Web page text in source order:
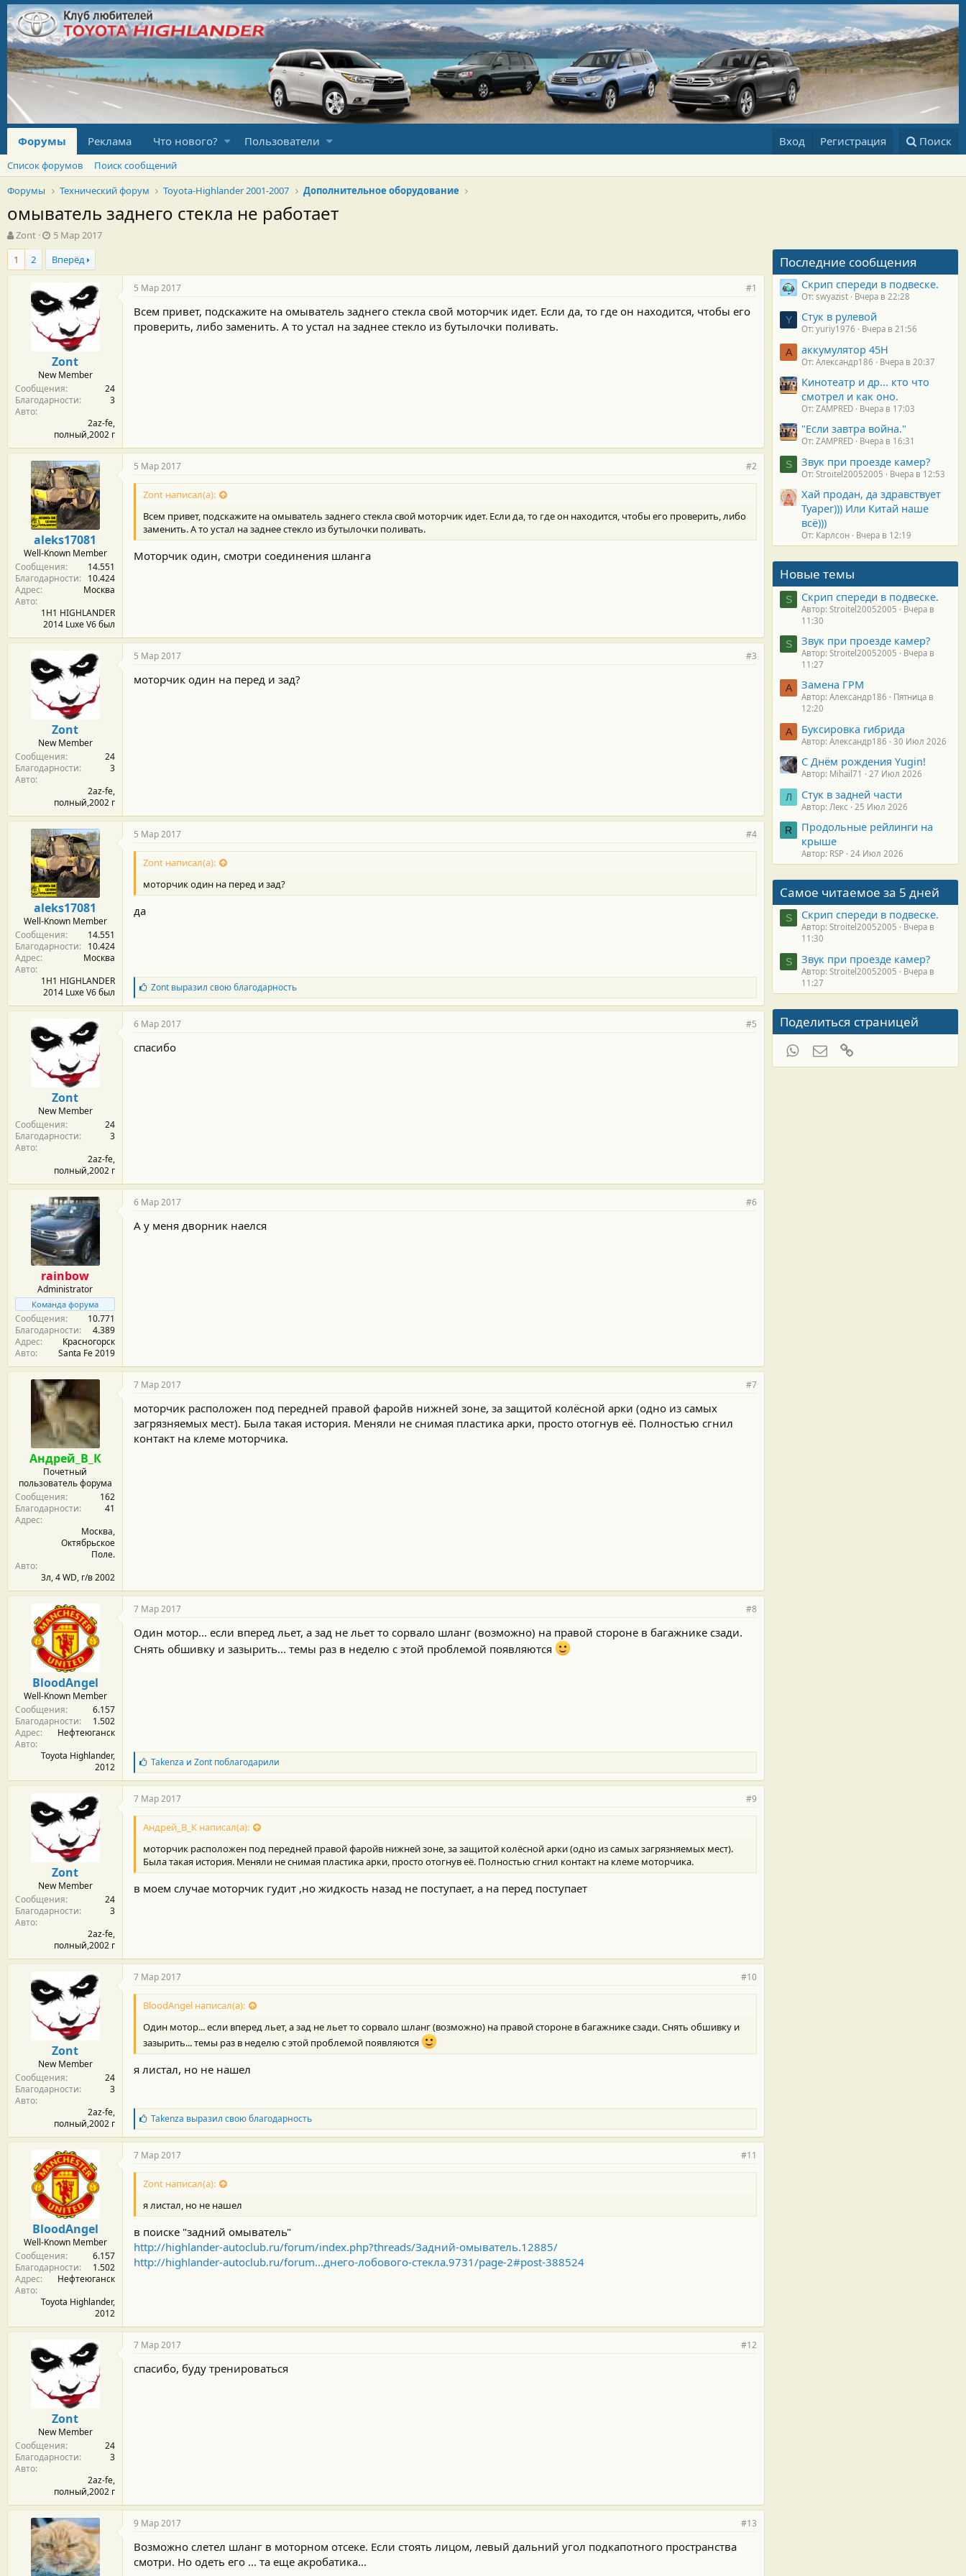
Форумы Реклама Что нового? Пользователи Вход Регистрация Поиск
Список форумов
Поиск сообщений
Форумы
Технический форум Toyota-Highlander 2001-2007 Дополнительное оборудование
омыватель заднего стекла не работает
А
в
т
о
Zont
Д
а
т
а
а
ч
л
5 Мар 2017
1
2 Вперёд
Zont
New Member
Сообщения
24
Благодарности
3
Авто
2az-fe,
полный,2002 г
5 Мар 2017 #1
Всем привет, подскажите на омыватель заднего стекла свой моторчик идет. Если да, то где он находится, чтобы его
проверить, либо заменить. А то устал на заднее стекло из бутылочки поливать.
aleks17081
Well-Known Member
Сообщения
14.551
Благодарности
10.424
Адрес
Москва
Авто
1H1 HIGHLANDER
2014 Luxe V6 был
5 Мар 2017 #2
Zont написал(а):
Всем привет, подскажите на омыватель заднего стекла свой моторчик идет. Если да, то где он находится, чтобы его проверить, либо
заменить. А то устал на заднее стекло из бутылочки поливать.
Моторчик один, смотри соединения шланга
Zont
New Member
Сообщения
24
Благодарности
3
Авто
2az-fe,
полный,2002 г
5 Мар 2017 #3
моторчик один на перед и зад?
aleks17081
Well-Known Member
Сообщения
14.551
Благодарности
10.424
Адрес
Москва
Авто
1H1 HIGHLANDER
2014 Luxe V6 был
5 Мар 2017 #4
Zont написал(а):
моторчик один на перед и зад?
да
Б
л
а
г
о
д
а
Zontвыразил свою благодарность
Zont
New Member
Сообщения
24
Благодарности
3
Авто
2az-fe,
полный,2002 г
6 Мар 2017 #5
спасибо
rainbow
Administrator
Команда форума
Сообщения
10.771
Благодарности
4.389
Адрес
Красногорск
Авто
Santa Fe 2019
6 Мар 2017 #6
А у меня дворник наелся
Андрей_В_К
Почетный
пользователь форума
Сообщения
162
Благодарности
41
Адрес
Москва,
Октябрьское
Поле.
Авто
3л, 4 WD, г/в 2002
7 Мар 2017 #7
моторчик расположен под передней правой фаройв нижней зоне, за защитой колёсной арки (одно из самых
загрязняемых мест). Была такая история. Меняли не снимая пластика арки, просто отогнув её. Полностью сгнил
контакт на клеме моторчика.
BloodAngel
Well-Known Member
Сообщения
6.157
Благодарности
1.502
Адрес
Нефтеюганск
Авто
Toyota Highlander,
2012
7 Мар 2017 #8
Один мотор... если вперед льет, а зад не льет то сорвало шланг (возможно) на правой стороне в багажнике сзади.
Снять обшивку и зазырить... темы раз в неделю с этой проблемой появляются
Б
л
а
г
о
д
а
н
о
с
т
Takenza и Zontпоблагодарили
Zont
New Member
Сообщения
24
Благодарности
3
Авто
2az-fe,
полный,2002 г
7 Мар 2017 #9
Андрей_В_К написал(а):
моторчик расположен под передней правой фаройв нижней зоне, за защитой колёсной арки (одно из самых загрязняемых мест).
Была такая история. Меняли не снимая пластика арки, просто отогнув её. Полностью сгнил контакт на клеме моторчика.
в моем случае моторчик гудит ,но жидкость назад не поступает, а на перед поступает
Zont
New Member
Сообщения
24
Благодарности
3
Авто
2az-fe,
полный,2002 г
7 Мар 2017 #10
BloodAngel написал(а):
Один мотор... если вперед льет, а зад не льет то сорвало шланг (возможно) на правой стороне в багажнике сзади. Снять обшивку и
зазырить... темы раз в неделю с этой проблемой появляются
я листал, но не нашел
Б
л
а
г
о
д
а
н
с
т
:
Takenza выразил свою благодарность
BloodAngel
Well-Known Member
Сообщения
6.157
Благодарности
1.502
Адрес
Нефтеюганск
Авто
Toyota Highlander,
2012
7 Мар 2017 #11
Zont написал(а):
я листал, но не нашел
в поиске "задний омыватель"
http://highlander-autoclub.ru/forum/index.php?threads/Задний-омыватель.12885/
http://highlander-autoclub.ru/forum...днего-лобового-стекла.9731/page-2#post-388524
Zont
New Member
Сообщения
24
Благодарности
3
Авто
2az-fe,
полный,2002 г
7 Мар 2017 #12
спасибо, буду тренироваться
9 Мар 2017 #13
Возможно слетел шланг в моторном отсеке. Если стоять лицом, левый дальний угол подкапотного пространства
смотри. Но одеть его ... та еще акробатика...
Последние сообщения
Скрип спереди в подвеске.
От: swyazist Вчера в 22:28
Y Стук в рулевой
От: yuriy1976 Вчера в 21:56
А аккумулятор 45H
От: Александр186 Вчера в 20:37
Кинотеатр и др... кто что
смотрел и как оно.
От: ZAMPRED Вчера в 17:03
"Если завтра война."
От: ZAMPRED Вчера в 16:31
S Звук при проезде камер?
От: Stroitel20052005 Вчера в 12:53
Хай продан, да здравствует
Туарег))) Или Китай наше
всё)))
От: Карлсон Вчера в 12:19
Новые темы
S Скрип спереди в подвеске.
Автор: Stroitel20052005
Вчера в
11:30
S Звук при проезде камер?
Автор: Stroitel20052005
Вчера в
11:27
А Замена ГРМ
Автор: Александр186
Пятница в
12:20
А Буксировка гибрида
Автор: Александр186 30 Июл 2026
С Днём рождения Yugin!
Автор: Mihail71 27 Июл 2026
Л Стук в задней части
Автор: Лекс 25 Июл 2026
R
Продольные рейлинги на
крыше
Автор: RSP 24 Июл 2026
Самое читаемое за 5 дней
S Скрип спереди в подвеске.
Автор: Stroitel20052005
Вчера в
11:30
S Звук при проезде камер?
Автор: Stroitel20052005
Вчера в
11:27
Поделиться страницей
WhatsAppЭлектронная почта